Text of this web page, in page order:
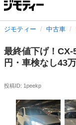
ジモティー 中古車
最終値下げ！
円・車検なし43
投稿ID: 1peekp